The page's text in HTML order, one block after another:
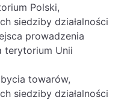
Polski,
siedziby działalności
prowadzenia
terytorium Unii
towarów,
siedziby działalności